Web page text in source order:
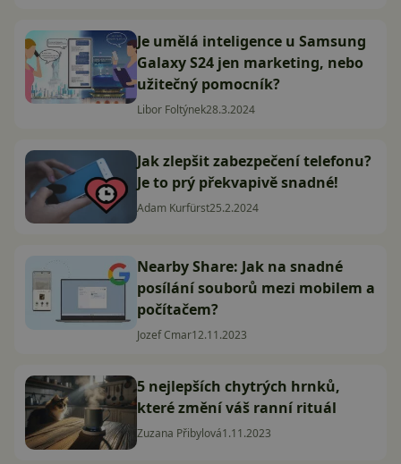
Je umělá inteligence u Samsung
Galaxy S24 jen marketing, nebo
užitečný pomocník?
Libor Foltýnek28.3.2024
Jak zlepšit zabezpečení telefonu?
Je to prý překvapivě snadné!
Adam Kurfürst25.2.2024
Nearby Share: Jak na snadné
posílání souborů mezi mobilem a
počítačem?
Jozef Cmar12.11.2023
5 nejlepších chytrých hrnků,
které změní váš ranní rituál
Zuzana Přibylová1.11.2023